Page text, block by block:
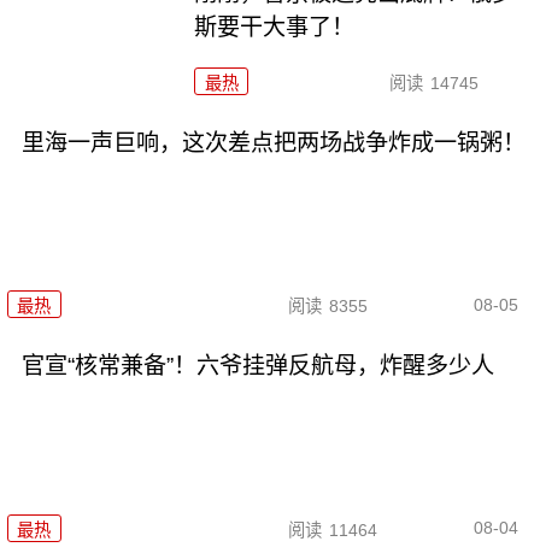
斯要干大事了！
最热 阅读 14745
里海一声巨响，这次差点把两场战争炸成一锅粥！
最热 阅读 8355 08-05
官宣“核常兼备”！六爷挂弹反航母，炸醒多少人
最热 阅读 11464 08-04